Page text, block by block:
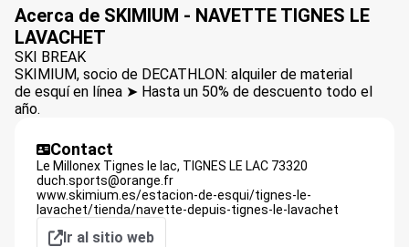
Acerca de SKIMIUM - NAVETTE TIGNES LE
LAVACHET
SKI BREAK
SKIMIUM, socio de DECATHLON: alquiler de material
de esquí en línea ➤ Hasta un 50% de descuento todo el
año.
Contact
Le Millonex Tignes le lac, TIGNES LE LAC 73320
duch.sports@orange.fr
www.skimium.es/estacion-de-esqui/tignes-le-
lavachet/tienda/navette-depuis-tignes-le-lavachet
Ir al sitio web